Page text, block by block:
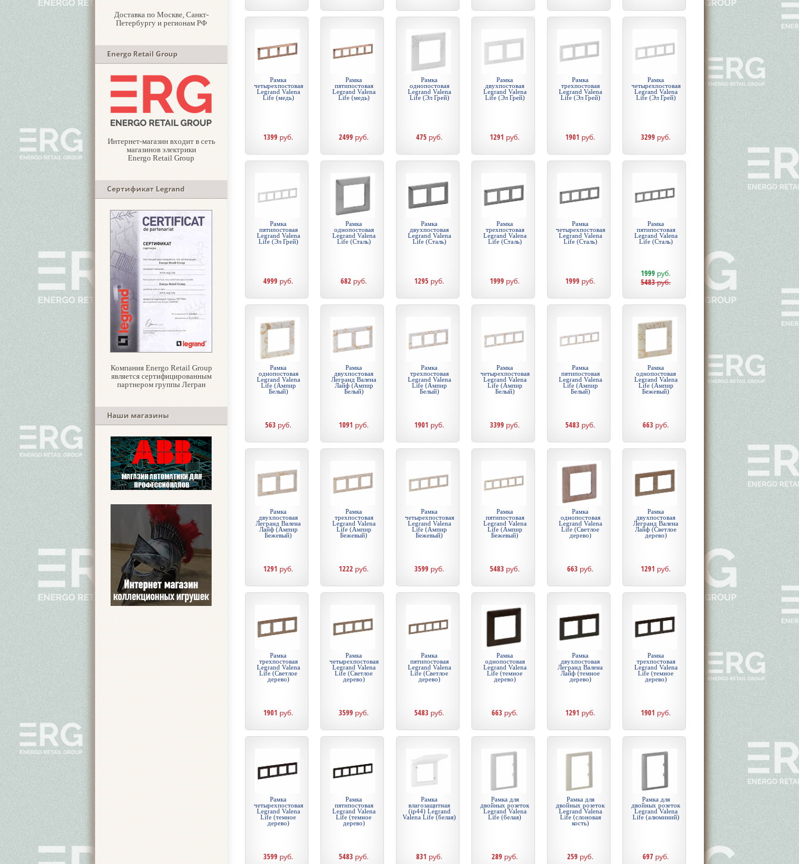
Доставка по Москве, Санкт-
Петербургу и регионам РФ
Energo Retail Group
Интернет-магазин входит в сеть
магазинов электрики
Energo Retail Group
Сертификат Legrand
Компания Energo Retail Group
является сертифицированным
партнером группы Легран
Наши магазины
Рамка
четырехпостовая
Legrand Valena
Life (медь)
1399 руб.
Рамка
пятипостовая
Legrand Valena
Life (медь)
2499 руб.
Рамка
однопостовая
Legrand Valena
Life (Эл Грей)
475 руб.
Рамка
двухпостовая
Legrand Valena
Life (Эл Грей)
1291 руб.
Рамка
трехпостовая
Legrand Valena
Life (Эл Грей)
1901 руб.
Рамка
четырехпостовая
Legrand Valena
Life (Эл Грей)
3299 руб.
Рамка
пятипостовая
Legrand Valena
Life (Эл Грей)
4999 руб.
Рамка
однопостовая
Legrand Valena
Life (Сталь)
682 руб.
Рамка
двухпостовая
Legrand Valena
Life (Сталь)
1295 руб.
Рамка
трехпостовая
Legrand Valena
Life (Сталь)
1999 руб.
Рамка
четырехпостовая
Legrand Valena
Life (Сталь)
1999 руб.
Рамка
пятипостовая
Legrand Valena
Life (Сталь)
1999 руб.
5483руб.
Рамка
однопостовая
Legrand Valena
Life (Ампир
Белый)
563 руб.
Рамка
двухпостовая
Легранд Валена
Лайф (Ампир
Белый)
1091 руб.
Рамка
трехпостовая
Legrand Valena
Life (Ампир
Белый)
1901 руб.
Рамка
четырехпостовая
Legrand Valena
Life (Ампир
Белый)
3399 руб.
Рамка
пятипостовая
Legrand Valena
Life (Ампир
Белый)
5483 руб.
Рамка
однопостовая
Legrand Valena
Life (Ампир
Бежевый)
663 руб.
Рамка
двухпостовая
Легранд Валена
Лайф (Ампир
Бежевый)
1291 руб.
Рамка
трехпостовая
Legrand Valena
Life (Ампир
Бежевый)
1222 руб.
Рамка
четырехпостовая
Legrand Valena
Life (Ампир
Бежевый)
3599 руб.
Рамка
пятипостовая
Legrand Valena
Life (Ампир
Бежевый)
5483 руб.
Рамка
однопостовая
Legrand Valena
Life (Светлое
дерево)
663 руб.
Рамка
двухпостовая
Легранд Валена
Лайф (Светлое
дерево)
1291 руб.
Рамка
трехпостовая
Legrand Valena
Life (Светлое
дерево)
1901 руб.
Рамка
четырехпостовая
Legrand Valena
Life (Светлое
дерево)
3599 руб.
Рамка
пятипостовая
Legrand Valena
Life (Светлое
дерево)
5483 руб.
Рамка
однопостовая
Legrand Valena
Life (темное
дерево)
663 руб.
Рамка
двухпостовая
Легранд Валена
Лайф (темное
дерево)
1291 руб.
Рамка
трехпостовая
Legrand Valena
Life (темное
дерево)
1901 руб.
Рамка
четырехпостовая
Legrand Valena
Life (темное
дерево)
3599 руб.
Рамка
пятипостовая
Legrand Valena
Life (темное
дерево)
5483 руб.
Рамка
влагозащитная
(ip44) Legrand
Valena Life (белая)
831 руб.
Рамка для
двойных розеток
Legrand Valena
Life (белая)
289 руб.
Рамка для
двойных розеток
Legrand Valena
Life (слоновая
кость)
259 руб.
Рамка для
двойных розеток
Legrand Valena
Life (алюминий)
697 руб.